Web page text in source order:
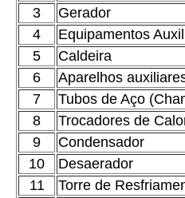
3
Gerador
4
Equipamentos
5
Caldeira
6
Aparelhos
7
Tubos de Aço
8
Trocadores de
9
Condensador
10
Desaerador
11
Torre de